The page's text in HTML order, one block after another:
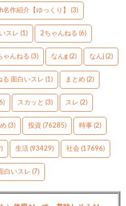
名作紹介【ゆっくり】 (3)
スレ (1) 2ちゃんねる (6)
ゃんねる (3) なんg (2) なんj (2)
る 面白いスレ (1) まとめ (2)
スカッと (3) スレ (2)
(3) 投資 (76285) 時事 (2)
生活 (93429) 社会 (17696)
白いスレ (7)